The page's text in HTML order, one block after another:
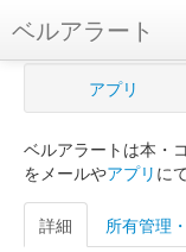
ベルアラート
ベルアラートとは
新規登録
ログイン
アプリ
ベルアラートは本・
をメールやアプリ に
詳細 所有管理